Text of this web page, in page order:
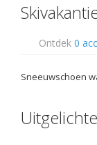
Ontdek 0
Sneeuwschoen